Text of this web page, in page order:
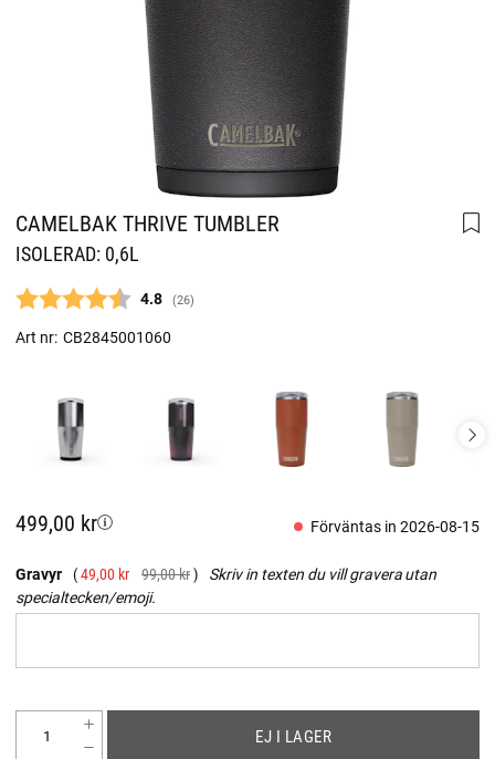
CAMELBAK THRIVE TUMBLER
ISOLERAD: 0,6L
Snittbetyg:
4.8 (röster:
26)
Art nr: CB2845001060
499,00 kr Förväntas in 2026-08-15
Gravyr 49,00 kr 99,00 kr
Skriv in texten du vill gravera utan
specialtecken/emoji.
EJ I LAGER